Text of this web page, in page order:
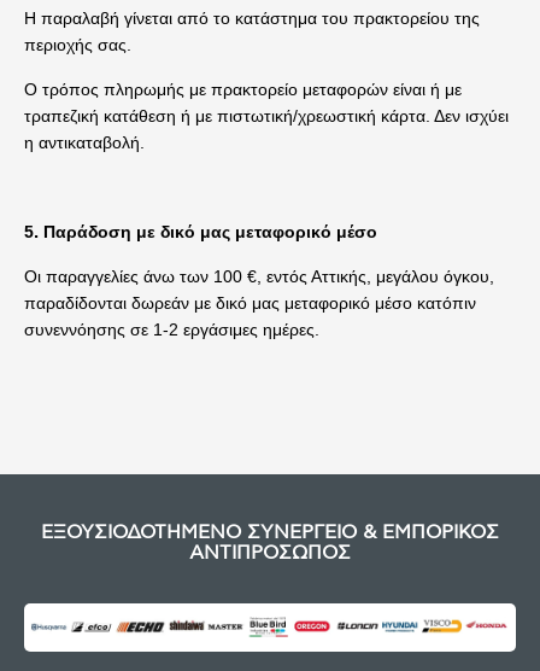
Η παραλαβή γίνεται από το κατάστημα του πρακτορείου της
περιοχής σας.
Ο τρόπος πληρωμής με πρακτορείο μεταφορών είναι ή με
τραπεζική κατάθεση ή με πιστωτική/χρεωστική κάρτα. Δεν ισχύει
η αντικαταβολή.
5. Παράδοση με δικό μας μεταφορικό μέσο
Οι παραγγελίες άνω των 100 €, εντός Αττικής, μεγάλου όγκου,
παραδίδονται δωρεάν με δικό μας μεταφορικό μέσο κατόπιν
συνεννόησης σε 1-2 εργάσιμες ημέρες.
ΕΞΟΥΣΙΟΔΟΤΗΜΕΝΟ ΣΥΝΕΡΓΕΙΟ & ΕΜΠΟΡΙΚΟΣ
ΑΝΤΙΠΡΟΣΩΠΟΣ